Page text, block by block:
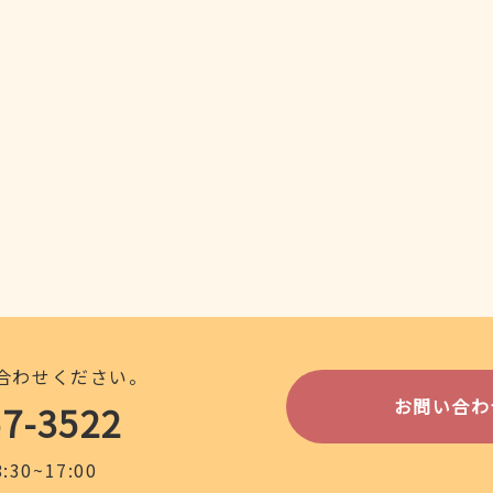
せください。
3522 お問い合